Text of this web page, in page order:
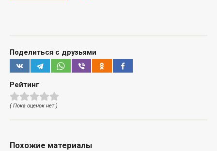
Поделиться с друзьями
Рейтинг
( Пока оценок нет )
Похожие материалы